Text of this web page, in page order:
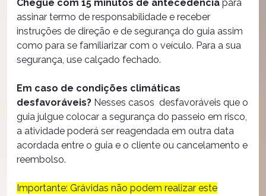
Chegue com 15 minutos de antecedência para
assinar termo de responsabilidade e receber
instruções de direção e de segurança do guia assim
como para se familiarizar com o veículo. Para a sua
segurança, use calçado fechado.
Em caso de condições climáticas
desfavoráveis? Nesses casos desfavoráveis que o
guia julgue colocar a segurança do passeio em risco,
a atividade poderá ser reagendada em outra data
acordada entre o guia e o cliente ou cancelamento e
reembolso.
Importante: Grávidas não podem realizar este